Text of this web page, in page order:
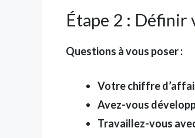
Étape 2 : Définir
Questions à vous poser :
Votre chiffre
Avez-vous
Travaillez-vous